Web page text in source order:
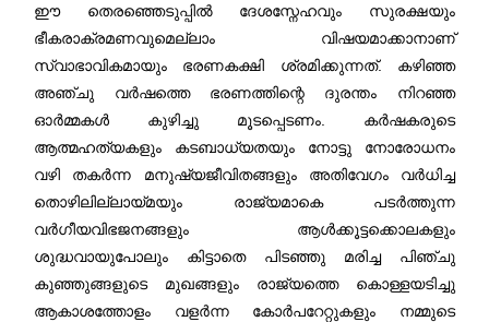
ഈ തെരഞ്ഞെടുപ്പിൽ ദേശസ്നേഹവും സുരക്ഷയും
ഭീകരാക്രമണവുമെല്ലാം വിഷയമാക്കാനാണ്
സ്വാഭാവികമായും ഭരണകക്ഷി ശ്രമിക്കുന്നത്. കഴിഞ്ഞ
അഞ്ചു വർഷത്തെ ഭരണത്തിന്റെ ദുരന്തം നിറഞ്ഞ
ഓർമ്മകൾ കുഴിച്ചു മൂടപ്പെടണം. കർഷകരുടെ
ആത്മഹത്യകളും കടബാധ്യതയും നോട്ടു നോരോധനം
വഴി തകർന്ന മനുഷ്യജീവിതങ്ങളും അതിവേഗം വർധിച്ച
തൊഴിലില്ലായ്മയും രാജ്യമാകെ പടർത്തുന്ന
വർഗീയവിഭജനങ്ങളും ആൾക്കൂട്ടക്കൊലകളും
ശുദ്ധവായുപോലും കിട്ടാതെ പിടഞ്ഞു മരിച്ച പിഞ്ചു
കുഞ്ഞുങ്ങളുടെ മുഖങ്ങളും രാജ്യത്തെ കൊള്ളയടിച്ചു
ആകാശത്തോളം വളർന്ന കോർപറേറ്റുകളും നമ്മുടെ